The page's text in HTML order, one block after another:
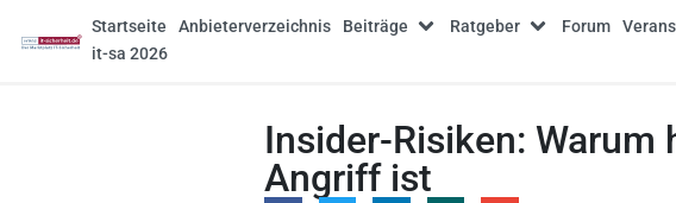
Startseite Anbieterverzeichnis Beiträge Ratgeber Forum
it-sa 2026
Insider-Risiken: Warum
Angriff ist